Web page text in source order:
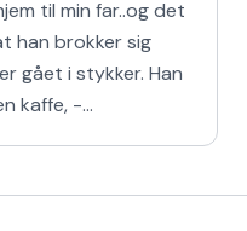
til min far..og det
han brokker sig
gået i stykker. Han
kaffe, -